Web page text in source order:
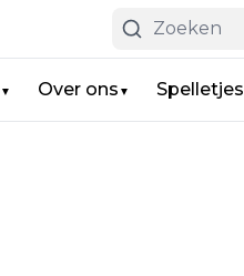
▼ Over ons ▼ Spelletjes